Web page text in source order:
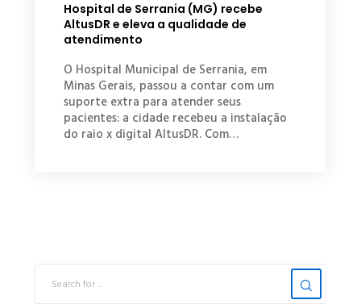
Hospital de Serrania (MG) recebe
AltusDR e eleva a qualidade de
atendimento
O Hospital Municipal de Serrania, em
Minas Gerais, passou a contar com um
suporte extra para atender seus
pacientes: a cidade recebeu a instalação
do raio x digital AltusDR. Com…